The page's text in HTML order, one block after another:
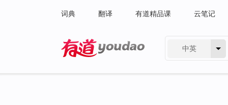
词典 翻译 有道精品课 云笔记
中英